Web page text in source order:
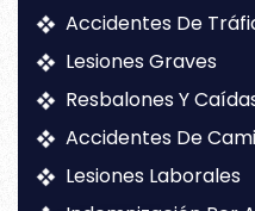
Accidentes De
Lesiones Graves
Resbalones Y
Accidentes De
Lesiones Laborales